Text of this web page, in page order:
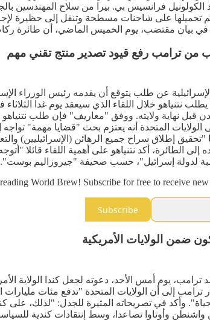
الكولونيل فرانسيس بي. بيرا من سلاح المهندسين
تحميلها على شاحنات مسطحة وتنقل إلى حظيرة
بيان مقتضب، يوم الخميس الماضي، أن طائرة ركاب تابعة
من ترامب رفع قيود تصدير منتج تقني مهم
عن طلب يتوقع أن يقدمه رئيس الوزراء
نتنياهو خلال اللقاء الذي سيعقد يوم غدا
قبل نهاية ولايته. ووفق "معاريف" فإن طلب
الولايات المتحدة أنه يعتزم بحث "قضايا مهمة"
إطلاق سراح جميع الرهائن (الإسرائيليين)
إلى الطائرة، أكد نتنياهو على أهمية اللقاء
لدولة إسرائيل"، حسب صحيفة "جيروزاليم بوست".
World Brew! Subscribe for free to receive
Subscribe
ضمن الولايات الأمريكية
ترامب إلى أن الولايات المتحدة "تدفع مئات
واشنطن وأوتاوا تصاعدا، وسط إنتقادات كندية